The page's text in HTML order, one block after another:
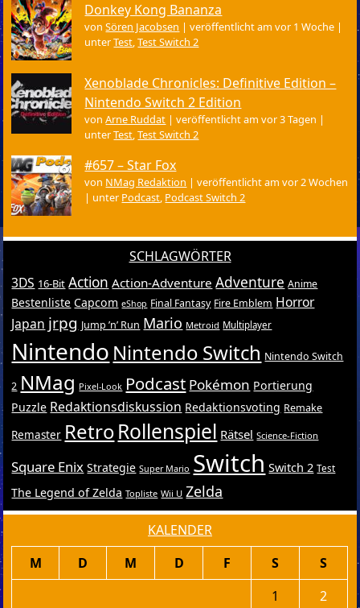
Donkey Kong Bananza
vonSören Jacobsen |veröffentlicht am vor 1 Woche |
unterTest,Test Switch 2
Xenoblade Chronicles: Definitive Edition –
Nintendo Switch 2 Edition
vonArne Ruddat |veröffentlicht am vor 3 Tagen |
unterTest,Test Switch 2
#657 – Star Fox
von NMag Redaktion |veröffentlicht am vor 2 Wochen
| unter Podcast, Podcast Switch 2
SCHLAGWÖRTER
3DS 16-Bit Action Action-Adventure Adventure Anime
Bestenliste Capcom eShop Final Fantasy Fire Emblem Horror
Japan jrpg Jump ’n’ Run Mario Metroid Multiplayer
Nintendo Nintendo Switch Nintendo Switch
2 NMag Pixel-Look Podcast Pokémon Portierung
Puzzle Redaktionsdiskussion Redaktionsvoting Remake
Remaster RetroRollenspiel Rätsel Science-Fiction
Square Enix Strategie Super Mario Switch Switch 2 Test
The Legend of Zelda Topliste Wii U Zelda
KALENDER
M D M D F S
S
1
2